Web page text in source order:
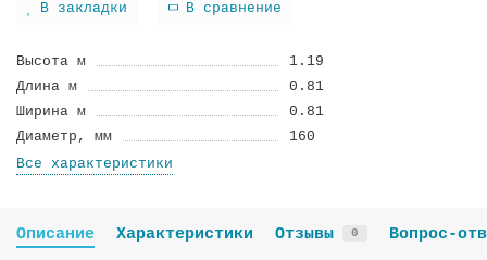
В закладки В сравнение
Высота м
1.19
Длина м
0.81
Ширина м
0.81
Диамeтp, мм
160
Все характеристики
Описание Характеристики Отзывы 0 Вопрос-